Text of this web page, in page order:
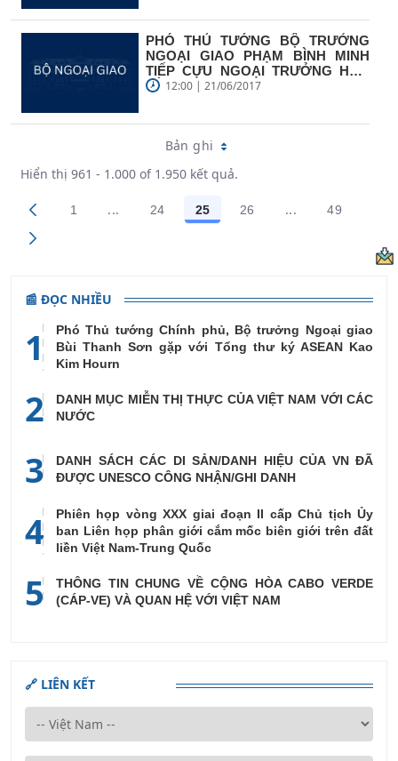
PHÓ THỦ TƯỚNG BỘ TRƯỞNG
NGOẠI GIAO PHẠM BÌNH MINH
TIẾP CỰU NGOẠI TRƯỞNG HOA
KỲ JOHN KERRY
12:00 | 21/06/2017
Bản ghi
Hiển thị 961 - 1.000 of 1.950 kết quả.
Các trang trên cổng
1 ...Trang trung gian Use TAB to navigate.
Các trang trên cổng
24 Các trang trên cổng
25 Các trang trên cổng
26 ...Trang trungCác trang
49
📰 ĐỌC NHIỀU
1
Phó Thủ tướng Chính phủ, Bộ trưởng Ngoại giao
Bùi Thanh Sơn gặp với Tổng thư ký ASEAN Kao
Kim Hourn
2
DANH MỤC MIỄN THỊ THỰC CỦA VIỆT NAM VỚI CÁC
NƯỚC
3
DANH SÁCH CÁC DI SẢN/DANH HIỆU CỦA VN ĐÃ
ĐƯỢC UNESCO CÔNG NHẬN/GHI DANH
4
Phiên họp vòng XXX giai đoạn II cấp Chủ tịch Ủy
ban Liên họp phân giới cắm mốc biên giới trên đất
liền Việt Nam-Trung Quốc
5
THÔNG TIN CHUNG VỀ CỘNG HÒA CABO VERDE
(CÁP-VE) VÀ QUAN HỆ VỚI VIỆT NAM
🔗 LIÊN KẾT